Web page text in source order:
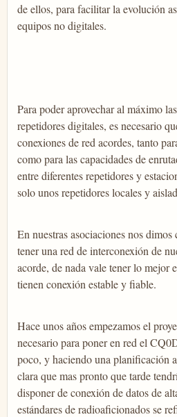
de ellos, para facilitar la evolución
equipos no digitales.
Para poder aprovechar al máximo
repetidores digitales, es necesario
conexiones de red acordes, tanto
como para las capacidades de
entre diferentes repetidores y
solo unos repetidores locales y
En nuestras asociaciones nos dimos
tener una red de interconexión de
acorde, de nada vale tener lo mejor
tienen conexión estable y fiable.
Hace unos años empezamos el
necesario para poner en red el
poco, y haciendo una planificación
clara que mas pronto que tarde
disponer de conexión de datos de
estándares de radioaficionados se